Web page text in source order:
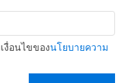
งื่อนไขของนโยบายความ